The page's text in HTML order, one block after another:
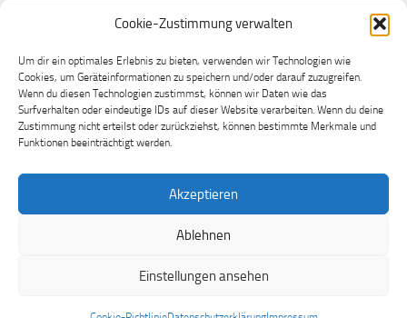
Cookie-Zustimmung verwalten
Um dir ein optimales Erlebnis zu bieten, verwenden wir Technologien wie
Cookies, um Geräteinformationen zu speichern und/oder darauf zuzugreifen.
Wenn du diesen Technologien zustimmst, können wir Daten wie das
Surfverhalten oder eindeutige IDs auf dieser Website verarbeiten. Wenn du deine
Zustimmung nicht erteilst oder zurückziehst, können bestimmte Merkmale und
Funktionen beeinträchtigt werden.
Akzeptieren
Ablehnen
Einstellungen ansehen
St. Antonius Schützen Hönnepel © 2026.